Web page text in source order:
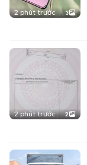
2 phút trước 3
2 phút trước 2